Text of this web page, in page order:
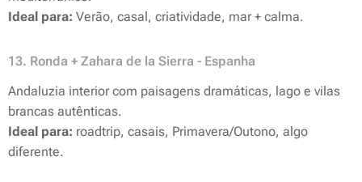
Ideal para: Verão, casal, criatividade, mar + calma.
13. Ronda + Zahara de la Sierra - Espanha
Andaluzia interior com paisagens dramáticas, lago e vilas
brancas autênticas.
Ideal para: roadtrip, casais, Primavera/Outono, algo
diferente.